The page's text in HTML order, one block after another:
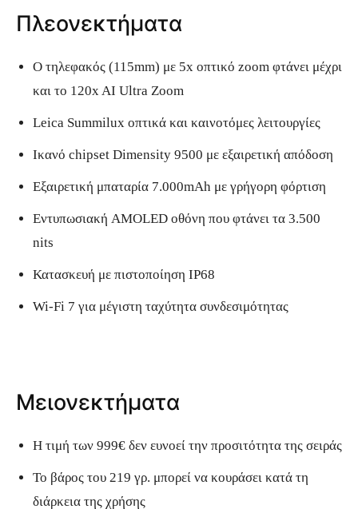
Πλεονεκτήματα
Ο τηλεφακός (115mm) με 5x οπτικό zoom φτάνει μέχρι
και το 120x AI Ultra Zoom
Leica Summilux οπτικά και καινοτόμες λειτουργίες
Ικανό chipset Dimensity 9500 με εξαιρετική απόδοση
Εξαιρετική μπαταρία 7.000mAh με γρήγορη φόρτιση
Εντυπωσιακή AMOLED οθόνη που φτάνει τα 3.500
nits
Κατασκευή με πιστοποίηση IP68
Wi-Fi 7 για μέγιστη ταχύτητα συνδεσιμότητας
Μειονεκτήματα
Η τιμή των 999€ δεν ευνοεί την προσιτότητα της σειράς
Το βάρος του 219 γρ. μπορεί να κουράσει κατά τη
διάρκεια της χρήσης